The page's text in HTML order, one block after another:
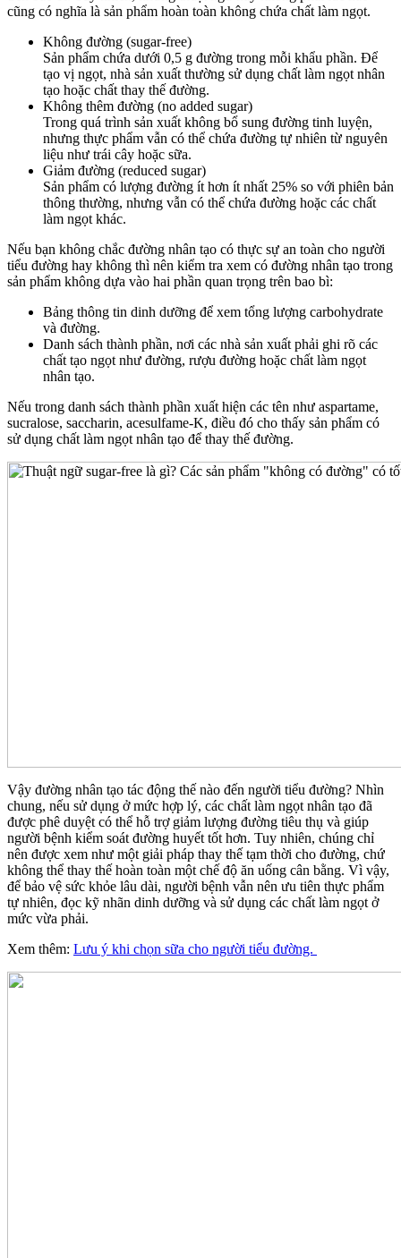
cũng có nghĩa là sản phẩm hoàn toàn không chứa chất làm ngọt.
Không đường (sugar-free)
Sản phẩm chứa dưới 0,5 g đường trong mỗi khẩu phần. Để
tạo vị ngọt, nhà sản xuất thường sử dụng chất làm ngọt nhân
tạo hoặc chất thay thế đường.
Không thêm đường (no added sugar)
Trong quá trình sản xuất không bổ sung đường tinh luyện,
nhưng thực phẩm vẫn có thể chứa đường tự nhiên từ nguyên
liệu như trái cây hoặc sữa.
Giảm đường (reduced sugar)
Sản phẩm có lượng đường ít hơn ít nhất 25% so với phiên bản
thông thường, nhưng vẫn có thể chứa đường hoặc các chất
làm ngọt khác.
Nếu bạn không chắc đường nhân tạo có thực sự an toàn cho người
tiểu đường hay không thì nên kiểm tra xem có đường nhân tạo trong
sản phẩm không dựa vào hai phần quan trọng trên bao bì:
Bảng thông tin dinh dưỡng để xem tổng lượng carbohydrate
và đường.
Danh sách thành phần, nơi các nhà sản xuất phải ghi rõ các
chất tạo ngọt như đường, rượu đường hoặc chất làm ngọt
nhân tạo.
Nếu trong danh sách thành phần xuất hiện các tên như aspartame,
sucralose, saccharin, acesulfame-K, điều đó cho thấy sản phẩm có
sử dụng chất làm ngọt nhân tạo để thay thế đường.
Vậy đường nhân tạo tác động thế nào đến người tiểu đường? Nhìn
chung, nếu sử dụng ở mức hợp lý, các chất làm ngọt nhân tạo đã
được phê duyệt có thể hỗ trợ giảm lượng đường tiêu thụ và giúp
người bệnh kiểm soát đường huyết tốt hơn. Tuy nhiên, chúng chỉ
nên được xem như một giải pháp thay thế tạm thời cho đường, chứ
không thể thay thế hoàn toàn một chế độ ăn uống cân bằng. Vì vậy,
để bảo vệ sức khỏe lâu dài, người bệnh vẫn nên ưu tiên thực phẩm
tự nhiên, đọc kỹ nhãn dinh dưỡng và sử dụng các chất làm ngọt ở
mức vừa phải.
Xem thêm: Lưu ý khi chọn sữa cho người tiểu đường.